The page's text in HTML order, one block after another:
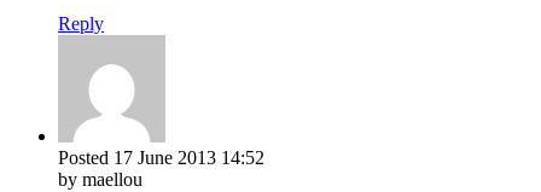
Reply
Posted 17 June 2013 14:52
by maellou